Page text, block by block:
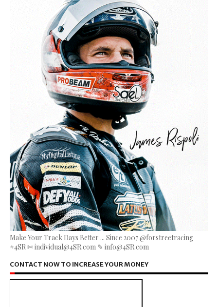
Make Your Track Days Better ... Since 2007 @forstreetracing
#4SR ✄ individual@4SR.com ✎ info@4SR.com
CONTACT NOW TO INCREASE YOUR MONEY